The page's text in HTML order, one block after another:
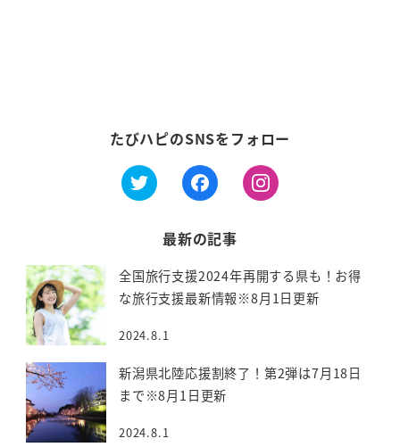
たびハピのSNSをフォロー
最新の記事
全国旅行支援2024年再開する県も！お得
な旅行支援最新情報※8月1日更新
2024.8.1
新潟県北陸応援割終了！第2弾は7月18日
まで※8月1日更新
2024.8.1